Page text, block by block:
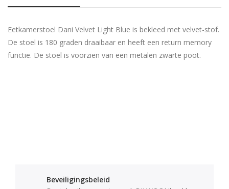
Eetkamerstoel Dani Velvet Light Blue is bekleed met velvet-stof.
De stoel is 180 graden draaibaar en heeft een return memory
functie. De stoel is voorzien van een metalen zwarte poot.
Beveiligingsbeleid